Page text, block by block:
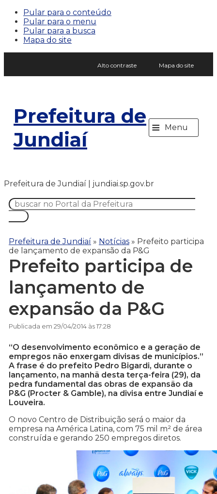
Pular para o conteúdo
Pular para o menu
Pular para a busca
Mapa do site
Alto contraste Mapa do site
Prefeitura de
Jundiaí
≡ Menu
Prefeitura de Jundiaí | jundiai.sp.gov.br
Prefeitura de Jundiaí » Notícias » Prefeito participa
de lançamento de expansão da P&G
Prefeito participa de
lançamento de
expansão da P&G
Publicada em 29/04/2014 às 17:28
“O desenvolvimento econômico e a geração de
empregos não enxergam divisas de municípios.”
A frase é do prefeito Pedro Bigardi, durante o
lançamento, na manhã desta terça-feira (29), da
pedra fundamental das obras de expansão da
P&G (Procter & Gamble), na divisa entre Jundiaí e
Louveira.
O novo Centro de Distribuição será o maior da
empresa na América Latina, com 75 mil m² de área
construída e gerando 250 empregos diretos.